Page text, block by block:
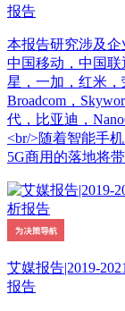
报告
本报告研究涉及企
中国移动，中国
星，一加，红米，
Broadcom，
代，比亚迪，
<br/>随着智能手
5G商用的落地将
艾媒报告|2019-
报告